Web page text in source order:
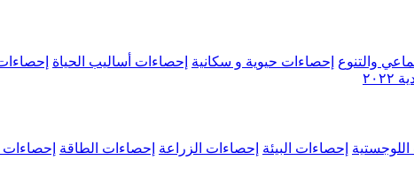
والتنوع إحصاءات حيوية و سكانية إحصاءات أساليب الحياة
إحصاءات البيئة إحصاءات الزراعة إحصاءات الطاقة إحصاءات